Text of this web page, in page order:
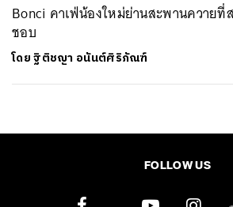
Bonci คาเฟ่น้องใหม่ย่านสะพานควายที่
ชอบ
โดยฐิติชญา อนันต์ศิริภัณฑ์
FOLLOW US